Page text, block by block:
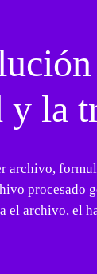
la
procesado
archivo, el